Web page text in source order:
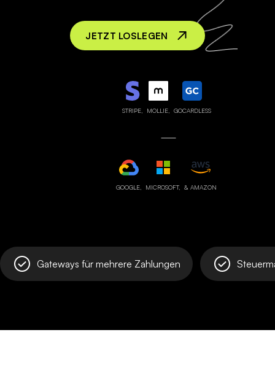
JETZT LOSLEGEN
STRIPE, MOLLIE, GOCARDLESS
GOOGLE, MICROSOFT, & AMAZON
Gateways für mehrere Zahlungen